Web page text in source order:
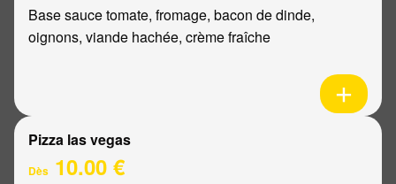
Base sauce tomate, fromage, bacon de dinde,
oignons, viande hachée, crème fraîche
Pizza las vegas
Dès 10.00 €